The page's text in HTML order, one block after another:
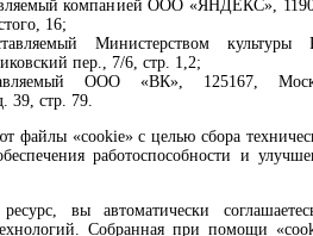
директору
компанией ООО «ЯНДЕКС»,
16;
Министерством культуры
пер., 7/6, стр. 1,2;
ООО «ВК», 125167,
39, стр. 79.
файлы «cookie» с целью сбора
работоспособности и
вы автоматически
Собранная при помощи